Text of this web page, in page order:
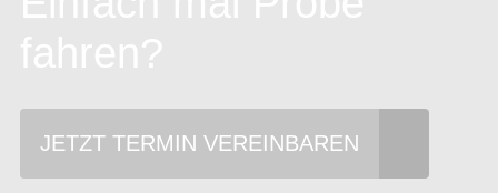
JETZT TERMIN VEREINBAREN